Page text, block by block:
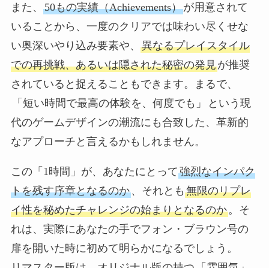
また、 50もの実績（Achievements）が用意されて
いることから、一度のクリアでは味わい尽くせな
い奥深いやり込み要素や、 異なるプレイスタイル
での再挑戦、あるいは隠された秘密の発見が推奨
されていると捉えることもできます。まるで、
「短い時間で最高の体験を、何度でも」
という現
代のゲームデザインの潮流にも合致した、革新的
なアプローチと言えるかもしれません。
この「1時間」が、あなたにとって強烈なインパク
トを残す序章となるのか、それとも 無限のリプレ
イ性を秘めたチャレンジの始まりとなるのか。そ
れは、実際にあなたの手でフォン・ブラウン号の
扉を開いた時に初めて明らかになるでしょう。